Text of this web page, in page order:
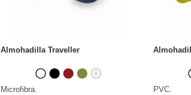
Almohadilla Traveller
Microfibra. PVC.